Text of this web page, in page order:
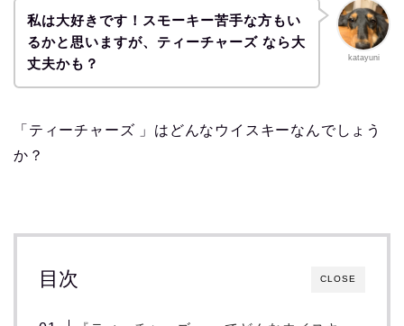
katayuni
私は大好きです！スモーキー苦手な方もい
るかと思いますが、ティーチャーズ なら大
丈夫かも？
「ティーチャーズ 」はどんなウイスキーなんでしょう
か？
CLOSE
目次